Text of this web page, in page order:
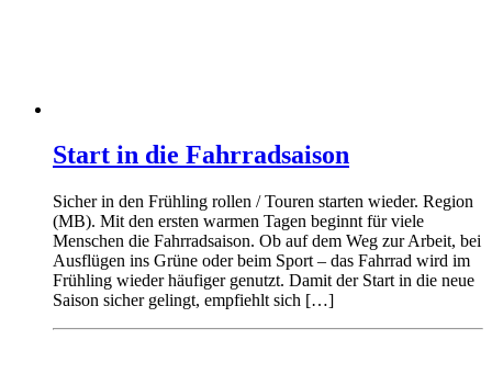
Start in die Fahrradsaison
Sicher in den Frühling rollen / Touren starten wieder. Region
(MB). Mit den ersten warmen Tagen beginnt für viele
Menschen die Fahrradsaison. Ob auf dem Weg zur Arbeit, bei
Ausflügen ins Grüne oder beim Sport – das Fahrrad wird im
Frühling wieder häufiger genutzt. Damit der Start in die neue
Saison sicher gelingt, empfiehlt sich […]